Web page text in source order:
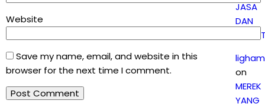
Website
Save my name, email, and website in this
browser for the next time I comment.
JASA
DAN
on
MEREK
YANG